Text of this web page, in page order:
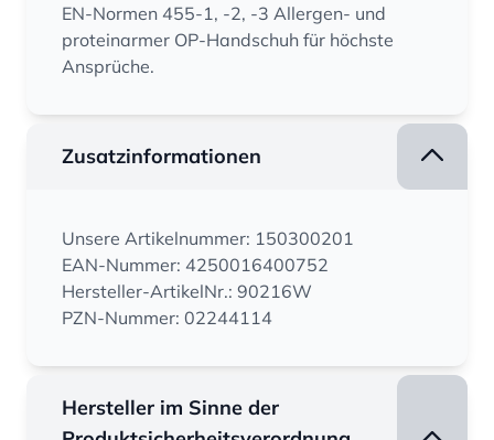
EN-Normen 455-1, -2, -3 Allergen- und
proteinarmer OP-Handschuh für höchste
Ansprüche.
Zusatzinformationen
Unsere Artikelnummer: 150300201
EAN-Nummer: 4250016400752
Hersteller-ArtikelNr.: 90216W
PZN-Nummer: 02244114
Hersteller im Sinne der